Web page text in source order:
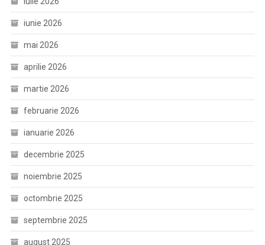
iunie 2026
mai 2026
aprilie 2026
martie 2026
februarie 2026
ianuarie 2026
decembrie 2025
noiembrie 2025
octombrie 2025
septembrie 2025
august 2025